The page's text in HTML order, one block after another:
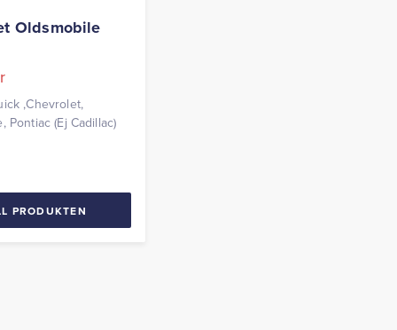
Oldsmobile
,Chevrolet,
Pontiac (Ej Cadillac)
PRODUKTEN